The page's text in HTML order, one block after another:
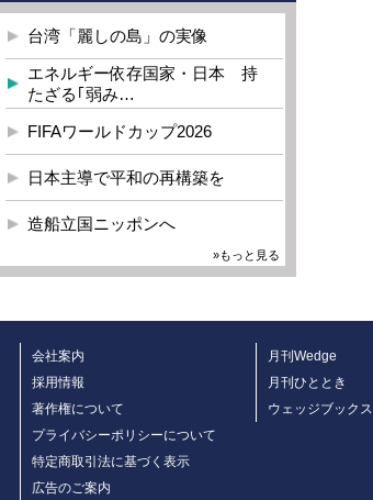
台湾「麗しの島」の実像
エネルギー依存国家・日本 持
たざる｢弱み…
FIFAワールドカップ2026
日本主導で平和の再構築を
造船立国ニッポンへ
»もっと見る
会社案内
採用情報
著作権について
プライバシーポリシーについて
特定商取引法に基づく表示
広告のご案内
月刊Wedge
月刊ひととき
ウェッジブックス